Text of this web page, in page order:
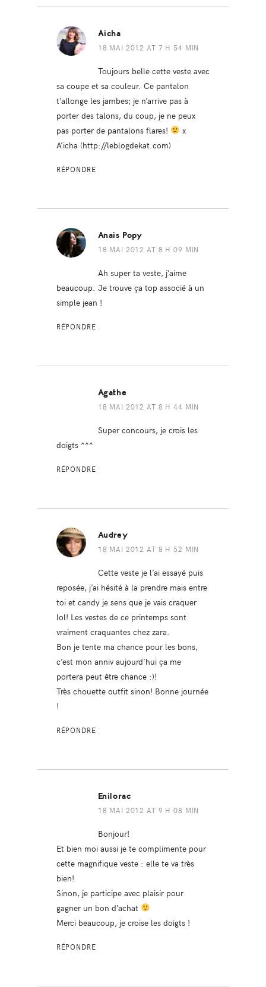
Aicha
18 MAI 2012 AT 7 H 54 MIN
Toujours belle cette veste avec
sa coupe et sa couleur. Ce pantalon
t’allonge les jambes; je n’arrive pas à
porter des talons, du coup, je ne peux
pas porter de pantalons flares!
x
A’icha (http://leblogdekat.com)
RÉPONDRE
Anais Popy
18 MAI 2012 AT 8 H 09 MIN
Ah super ta veste, j’aime
beaucoup. Je trouve ça top associé à un
simple jean !
RÉPONDRE
Agathe
18 MAI 2012 AT 8 H 44 MIN
Super concours, je crois les
doigts ^^^
RÉPONDRE
Audrey
18 MAI 2012 AT 8 H 52 MIN
Cette veste je l’ai essayé puis
reposée, j’ai hésité à la prendre mais entre
toi et candy je sens que je vais craquer
lol! Les vestes de ce printemps sont
vraiment craquantes chez zara.
Bon je tente ma chance pour les bons,
c’est mon anniv aujourd’hui ça me
portera peut être chance :)!
Très chouette outfit sinon! Bonne journée
!
RÉPONDRE
Enilorac
18 MAI 2012 AT 9 H 08 MIN
Bonjour!
Et bien moi aussi je te complimente pour
cette magnifique veste : elle te va très
bien!
Sinon, je participe avec plaisir pour
gagner un bon d’achat
Merci beaucoup, je croise les doigts !
RÉPONDRE